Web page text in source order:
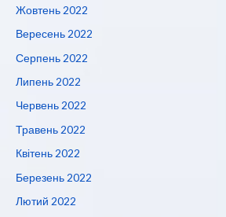
Жовтень 2022
Вересень 2022
Серпень 2022
Липень 2022
Червень 2022
Травень 2022
Квітень 2022
Березень 2022
Лютий 2022